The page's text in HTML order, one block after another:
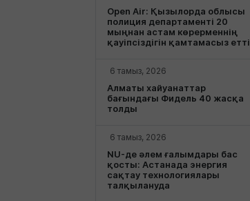
Open Air: Қызылорда облысы
полиция департаменті 20
мыңнан астам көрерменнің
қауіпсіздігін қамтамасыз етті
6 тамыз, 2026
Алматы хайуанаттар
бағындағы Фидель 40 жасқа
толды
6 тамыз, 2026
NU-де әлем ғалымдары бас
қосты: Астанада энергия
сақтау технологиялары
талқылануда